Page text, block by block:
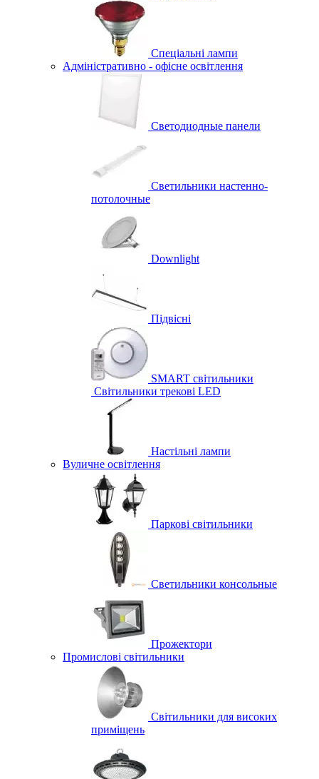
Спеціальні лампи
Адміністративно - офісне освітлення
Светодиодные панели
Светильники настенно-
потолочные
Downlight
Підвісні
SMART світильники
Світильники трекові LED
Настільні лампи
Вуличне освітлення
Паркові світильники
Светильники консольные
Прожектори
Промислові світильники
Світильники для високих
приміщень